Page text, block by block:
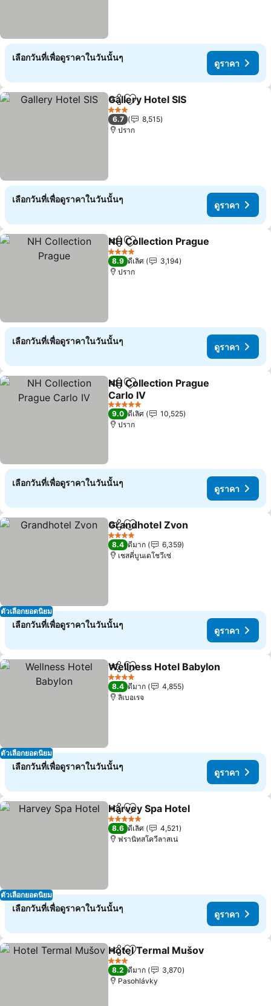
เลือกวันที่เพื่อดูราคาในวันนั้นๆ
ดูราคา
แชร์ เพิ่มในรายการโปรด
Gallery Hotel SIS
3 ดาว
6.7
8,515
ปราก
เลือกวันที่เพื่อดูราคาในวันนั้นๆ
ดูราคา
แชร์ เพิ่มในรายการโปรด
NH Collection Prague
4 ดาว
8.9 ดีเลิศ
3,194
ปราก
เลือกวันที่เพื่อดูราคาในวันนั้นๆ
ดูราคา
แชร์ เพิ่มในรายการโปรด
NH Collection Prague
Carlo IV
5 ดาว
9.0 ดีเลิศ
10,525
ปราก
เลือกวันที่เพื่อดูราคาในวันนั้นๆ
ดูราคา
ตัวเลือกยอดนิยม
แชร์ เพิ่มในรายการโปรด
Grandhotel Zvon
4 ดาว
8.4 ดีมาก
6,359
เชสคี่บูนเดโชวีเซ่
เลือกวันที่เพื่อดูราคาในวันนั้นๆ
ดูราคา
ตัวเลือกยอดนิยม
แชร์ เพิ่มในรายการโปรด
Wellness Hotel Babylon
4 ดาว
8.4 ดีมาก
4,855
ลิเบอเรจ
เลือกวันที่เพื่อดูราคาในวันนั้นๆ
ดูราคา
ตัวเลือกยอดนิยม
แชร์ เพิ่มในรายการโปรด
Harvey Spa Hotel
5 ดาว
8.6 ดีเลิศ
4,521
ฟรานิทสโควีลาสเน่
เลือกวันที่เพื่อดูราคาในวันนั้นๆ
ดูราคา
แชร์ เพิ่มในรายการโปรด
Hotel Termal Mušov
3 ดาว
8.2 ดีมาก
3,870
Pasohlávky